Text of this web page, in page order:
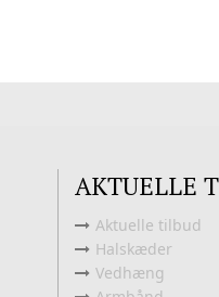
AKTUELLE
Aktuelle tilbud
Halskæder
Vedhæng